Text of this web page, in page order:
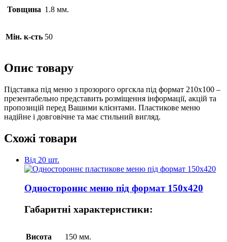
Товщина 1.8 мм.
Мін. к-сть 50
Опис товару
Підставка під меню з прозорого оргскла під формат 210х100 –
презентабельно представить розміщення інформації, акцій та
пропозицій перед Вашими клієнтами. Пластикове меню
надійне і довговічне та має стильний вигляд.
Схожі товари
Від 20 шт.
Одностороннє меню під формат 150х420
Габаритні характеристики:
Висота 150 мм.